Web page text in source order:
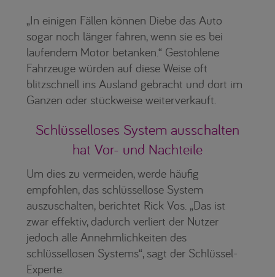
„In einigen Fällen können Diebe das Auto
sogar noch länger fahren, wenn sie es bei
laufendem Motor betanken.“ Gestohlene
Fahrzeuge würden auf diese Weise oft
blitzschnell ins Ausland gebracht und dort im
Ganzen oder stückweise weiterverkauft.
Schlüsselloses System ausschalten
hat Vor- und Nachteile
Um dies zu vermeiden, werde häufig
empfohlen, das schlüssellose System
auszuschalten, berichtet Rick Vos. „Das ist
zwar effektiv, dadurch verliert der Nutzer
jedoch alle Annehmlichkeiten des
schlüssellosen Systems“, sagt der Schlüssel-
Experte.